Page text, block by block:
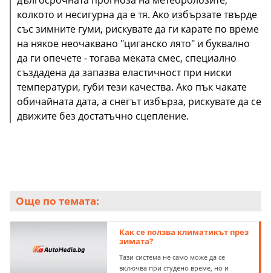
колкото и несигурна да е тя. Ако избързате твърде
със зимните гуми, рискувате да ги карате по време
на някое неочаквано "циганско лято" и буквално
да ги опечете - тогава меката смес, специално
създадена да запазва еластичност при ниски
температури, губи тези качества. Ако пък чакате
обичайната дата, а снегът избърза, рискувате да се
движите без достатъчно сцепление.
Още по темата:
Как се ползва климатикът през
зимата?
Тази система не само може да се
включва при студено време, но и